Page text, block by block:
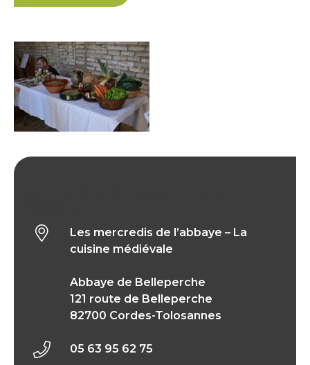
Les mercredis de l’abbaye – La
cuisine médiévale
Abbaye de Belleperche
121 route de Belleperche
82700 Cordes-Tolosannes
05 63 95 62 75